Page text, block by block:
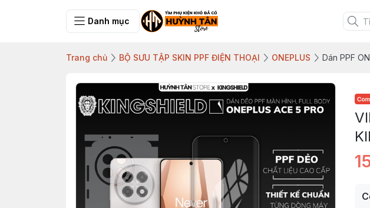
Danh mục
Trang chủ BỘ SƯU TẬP SKIN PPF ĐIỆN THOẠI ONEPLUS Dán PPF